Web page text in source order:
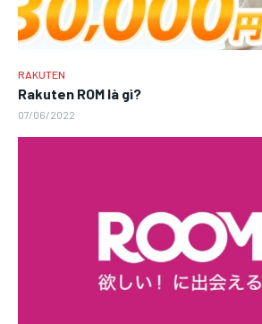
RAKUTEN
Rakuten ROM là gì?
07/06/2022